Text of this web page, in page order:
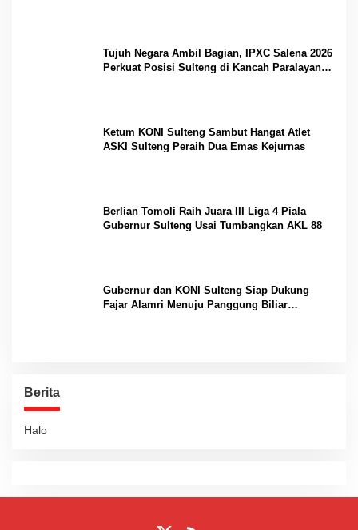
Tujuh Negara Ambil Bagian, IPXC Salena 2026
Perkuat Posisi Sulteng di Kancah Paralayang
Ketum KONI Sulteng Sambut Hangat Atlet
ASKI Sulteng Peraih Dua Emas Kejurnas
Berlian Tomoli Raih Juara III Liga 4 Piala
Gubernur Sulteng Usai Tumbangkan AKL 88
Gubernur dan KONI Sulteng Siap Dukung
Fajar Alamri Menuju Panggung Biliar
Berita
Halo